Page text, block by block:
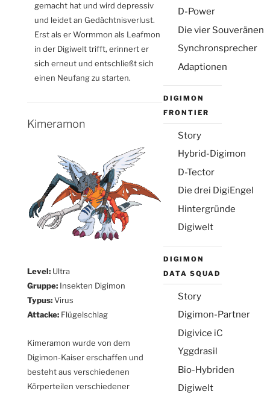
gemacht hat und wird depressiv
und leidet an Gedächtnisverlust.
Erst als er Wormmon als Leafmon
in der Digiwelt trifft, erinnert er
sich erneut und entschließt sich
einen Neufang zu starten.
Kimeramon
Level:Ultra
Gruppe:Insekten Digimon
Typus:Virus
Attacke:Flügelschlag
Kimeramon wurde von dem
Digimon-Kaiser erschaffen und
besteht aus verschiedenen
Körperteilen verschiedener
D-Power
Die vier Souveränen
Synchronsprecher
Adaptionen
DIGIMON
FRONTIER
Story
Hybrid-Digimon
D-Tector
Die drei DigiEngel
Hintergründe
Digiwelt
DIGIMON
DATA SQUAD
Story
Digimon-Partner
Digivice iC
Yggdrasil
Bio-Hybriden
Digiwelt